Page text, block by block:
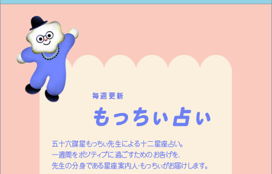
毎週更新
五十六謀星もっちぃ先生による十二星座占い。
一週間をポジティブに過ごすためのお告げを、
先生の分身である星座案内人・もっちぃがお届けします。